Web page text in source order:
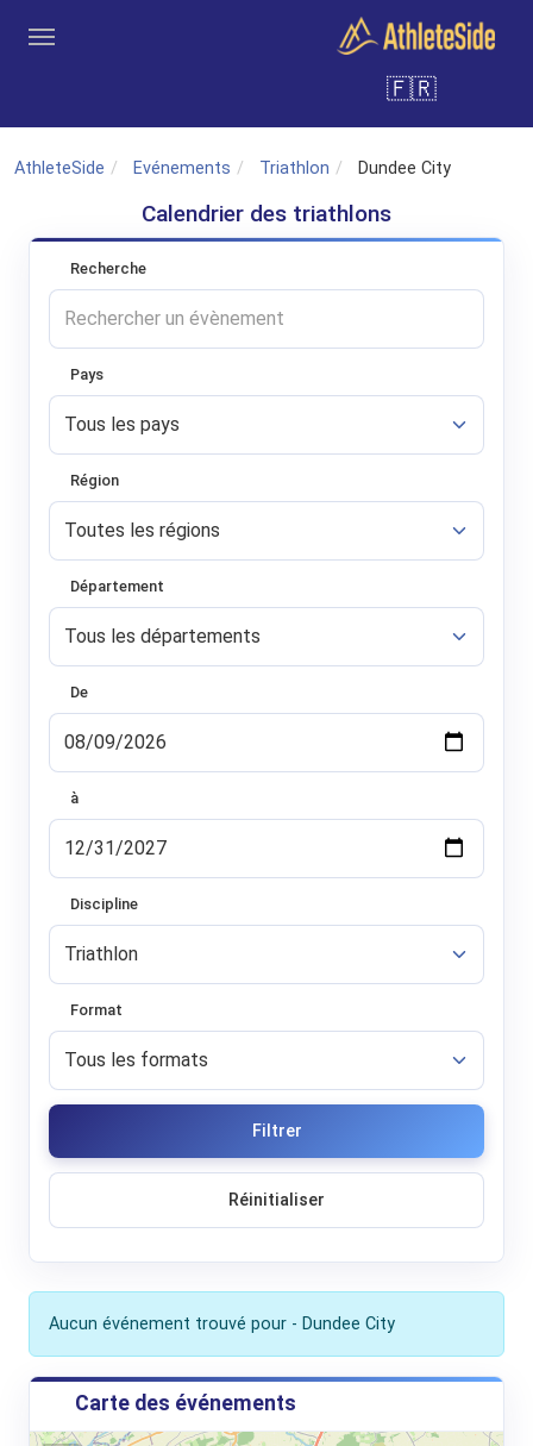
Inscription
🇫🇷
AthleteSide Evénements Triathlon Dundee City
Calendrier des triathlons
Recherche
Pays
Région
Département
De
à
Discipline
Format
Filtrer
Réinitialiser
Aucun événement trouvé pour - Dundee City
Carte des événements